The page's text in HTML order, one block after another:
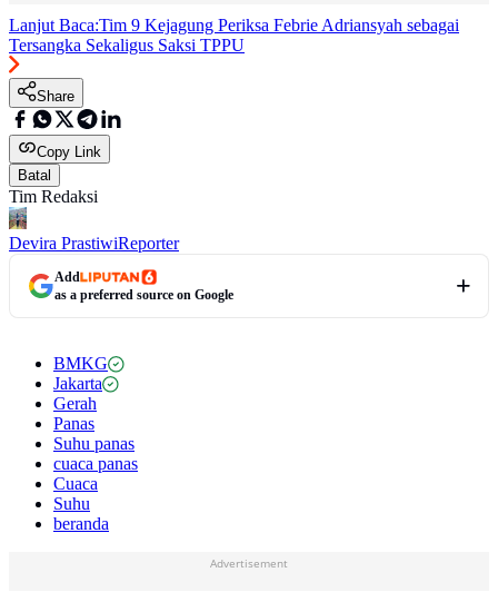
Lanjut Baca:Tim 9 Kejagung Periksa Febrie Adriansyah sebagai
Tersangka Sekaligus Saksi TPPU
Share
Copy Link
Batal
Tim Redaksi
Devira PrastiwiReporter
Add
as a preferred source on Google
BMKG
Jakarta
Gerah
Panas
Suhu panas
cuaca panas
Cuaca
Suhu
beranda
Advertisement